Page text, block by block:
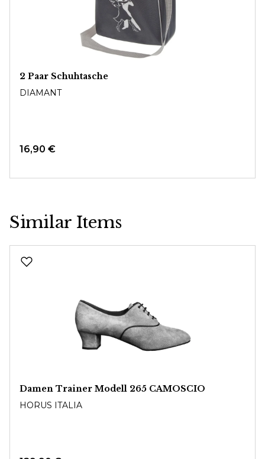
2 Paar Schuhtasche
DIAMANT
16,90 €
Similar Items
Damen Trainer Modell 265 CAMOSCIO
HORUS ITALIA